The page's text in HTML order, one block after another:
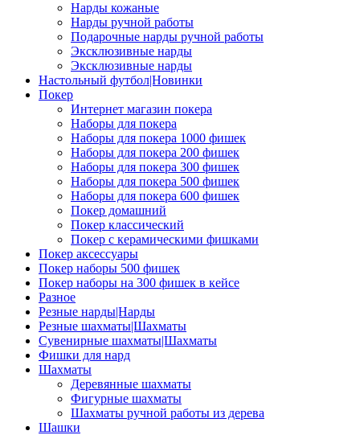
Нарды кожаные
Нарды ручной работы
Подарочные нарды ручной работы
Эксклюзивные нарды
Эксклюзивные нарды
Настольный футбол|Новинки
Покер
Интернет магазин покера
Наборы для покера
Наборы для покера 1000 фишек
Наборы для покера 200 фишек
Наборы для покера 300 фишек
Наборы для покера 500 фишек
Наборы для покера 600 фишек
Покер домашний
Покер классический
Покер с керамическими фишками
Покер аксессуары
Покер наборы 500 фишек
Покер наборы на 300 фишек в кейсе
Разное
Резные нарды|Нарды
Резные шахматы|Шахматы
Сувенирные шахматы|Шахматы
Фишки для нард
Шахматы
Деревянные шахматы
Фигурные шахматы
Шахматы ручной работы из дерева
Шашки